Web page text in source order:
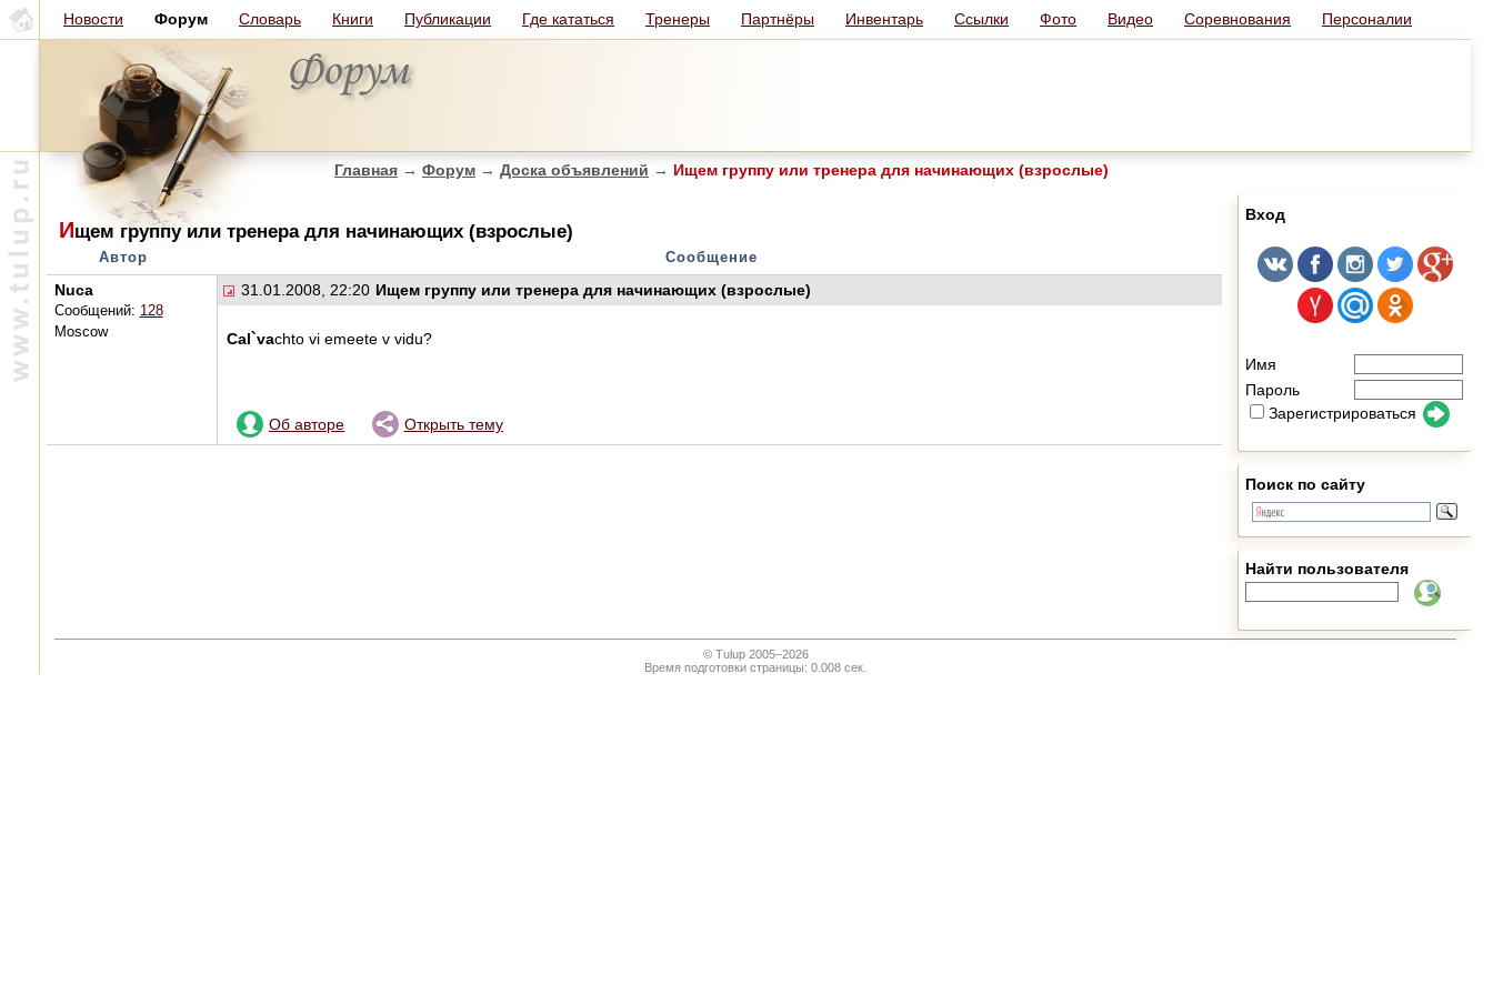
Новости Форум Словарь Книги Публикации Где кататься Тренеры Партнёры Инвентарь Ссылки Фото Видео Соревнования Персоналии
Главная → Форум → Доска объявлений → Ищем группу или тренера для начинающих (взрослые)
Ищем группу или тренера для начинающих (взрослые)
Автор Сообщение
Nuca
Сообщений: 128
Moscow
31.01.2008, 22:20 Ищем группу или тренера для начинающих (взрослые)
Cal`vachto vi emeete v vidu?
Об авторе Открыть тему
Вход
Имя
Пароль
Зарегистрироваться
Поиск по сайту
Найти пользователя
© Tulup 2005–2026
Время подготовки страницы: 0.008 сек.